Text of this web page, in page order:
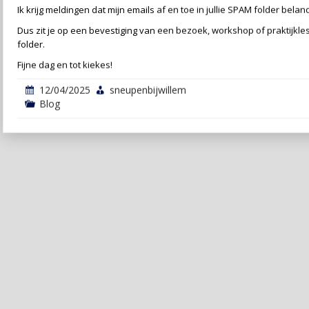
Ik krijg meldingen dat mijn emails af en toe in jullie SPAM folder
Dus zit je op een bevestiging van een bezoek, workshop of
folder.
Fijne dag en tot kiekes!
12/04/2025
sneupenbijwillem
Blog